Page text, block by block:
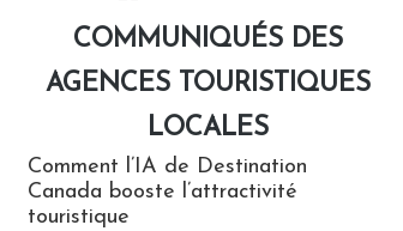
COMMUNIQUÉS DES
AGENCES TOURISTIQUES
LOCALES
Comment l’IA de Destination
Canada booste l’attractivité
touristique